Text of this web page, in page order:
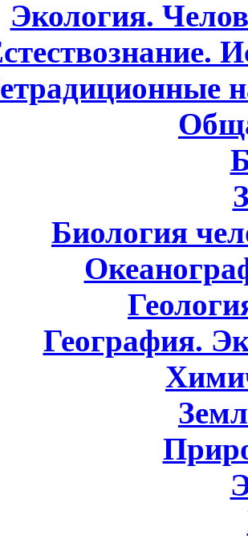
Экология.
Биология
География.